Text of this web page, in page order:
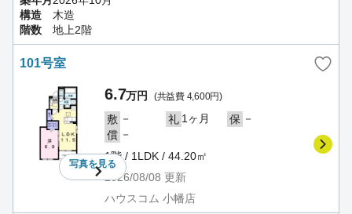
構造
木造
階数
地上2階
101号室
写真を見る
6.7万円 (共益費 4,600円)
敷 － 礼 1ヶ月 保 －
償 －
1階 / 1LDK / 44.20㎡
2026/08/08 更新
ハウスコム 小幡店